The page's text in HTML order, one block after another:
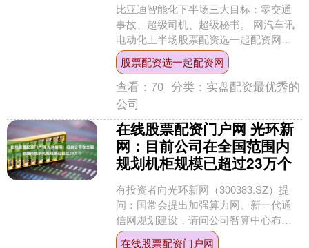
比亚迪智能化下半场三大目标：零交通
事故、超级司机、超级秘书。 网汽车讯
电动化上半场股票配资选一起配资网，
比亚迪一跃成为新能源汽车行业的绝对
头部玩家。智能化下半....
股票配资选一起配资网
查看：70 分类： 实盘配资最优秀的
公司
在线股票配资门户网 光环新
网：目前公司在全国范围内
规划机柜规模已超过23万个
有投资者向光环新网（300383.SZ）提
问：国常会提出加强算力网、新一代通
信网规划建设，请问公司智算中心布
局、算力租赁业务是否会受益于本次算
在线股票配资门户网